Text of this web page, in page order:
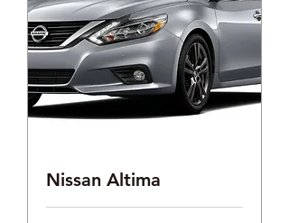
Nissan Altima